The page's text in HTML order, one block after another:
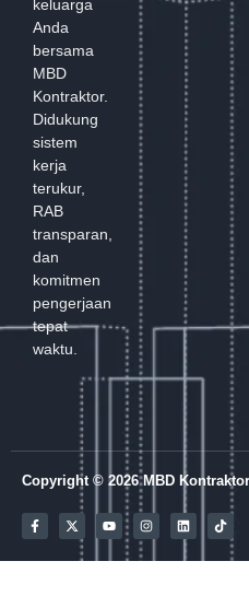
keluarga
Anda
bersama
MBD
Kontraktor.
Didukung
sistem
kerja
terukur,
RAB
transparan,
dan
komitmen
pengerjaan
tepat
waktu.
Copyright © 2026 MBD